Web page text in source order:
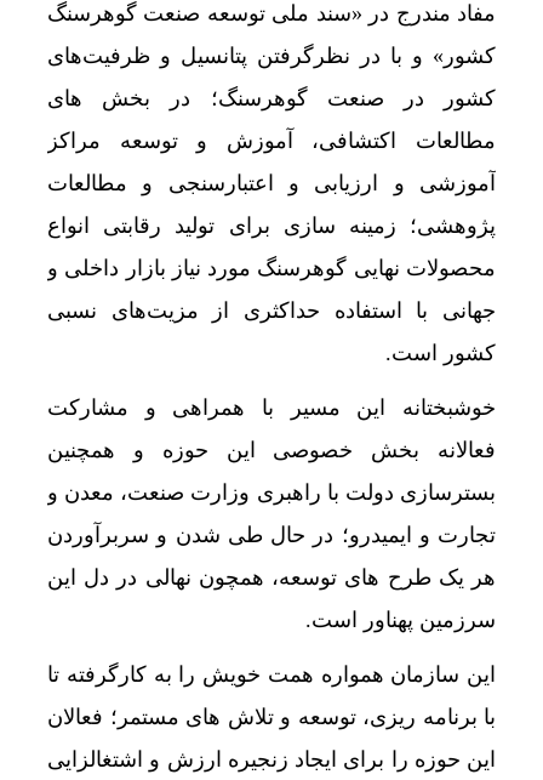
مفاد مندرج در «سند ملی توسعه صنعت گوهرسنگ
کشور» و با در نظرگرفتن پتانسیل‌ و ظرفیت‌های
کشور در صنعت گوهرسنگ؛ در بخش های
مطالعات اکتشافی، آموزش و توسعه مراکز
آموزشی و ارزیابی و اعتبارسنجی و مطالعات
پژوهشی؛ زمینه سازی برای تولید رقابتی انواع
محصولات نهایی گوهرسنگ مورد نیاز بازار داخلی و
جهانی با استفاده حداکثری از مزیت‌های نسبی
کشور است.
خوشبختانه این مسیر با همراهی و مشارکت
فعالانه بخش خصوصی این حوزه و همچنین
بسترسازی دولت با راهبری وزارت صنعت، معدن و
تجارت و ایمیدرو؛ در حال طی شدن و سربرآوردن
هر یک طرح های توسعه، همچون نهالی در دل این
سرزمین پهناور است.
این سازمان همواره همت خویش را به کارگرفته تا
با برنامه ریزی، توسعه و تلاش های مستمر؛ فعالان
این حوزه را برای ایجاد زنجیره ارزش و اشتغالزایی